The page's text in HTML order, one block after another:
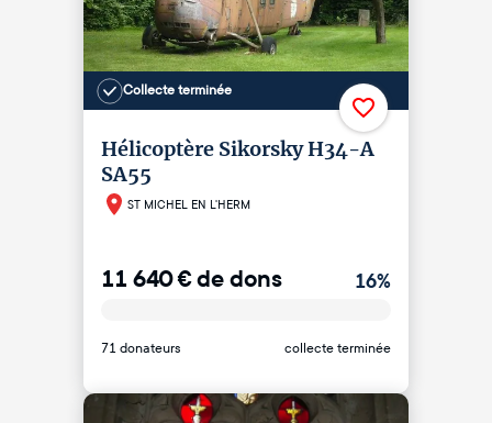
Hélicoptère Sikorsky H34-A
SA55
ST MICHEL EN L'HERM
11 640€de dons 16%
71 donateurs collecte terminée
Collecte terminée